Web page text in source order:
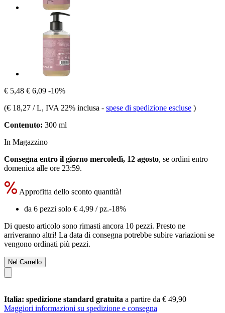
€ 5,48 € 6,09 -10%
(€ 18,27 / L, IVA 22% inclusa - spese di spedizione escluse )
Contenuto: 300 ml
In Magazzino
Consegna entro il giorno mercoledì, 12 agosto, se ordini entro
domenica alle ore 23:59.
Approfitta dello sconto quantità!
da 6 pezzi solo € 4,99 / pz.-18%
Di questo articolo sono rimasti ancora 10 pezzi. Presto ne
arriveranno altri! La data di consegna potrebbe subire variazioni se
vengono ordinati più pezzi.
Nel Carrello
Italia: spedizione standard gratuita a partire da € 49,90
Maggiori informazioni su spedizione e consegna